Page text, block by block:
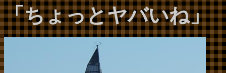
「ちょっとヤバいね」